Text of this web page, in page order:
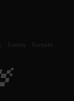
Eventy Kontakt